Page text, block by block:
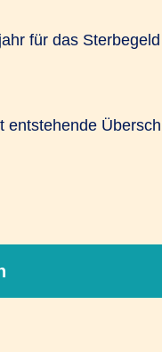
für das Sterbegeld